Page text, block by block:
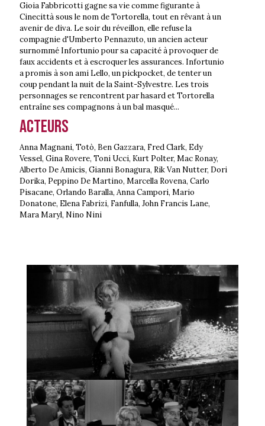
Gioia Fabbricotti gagne sa vie comme figurante à
Cinecittà sous le nom de Tortorella, tout en rêvant à un
avenir de diva. Le soir du réveillon, elle refuse la
compagnie d'Umberto Pennazuto, un ancien acteur
surnommé Infortunio pour sa capacité à provoquer de
faux accidents et à escroquer les assurances. Infortunio
a promis à son ami Lello, un pickpocket, de tenter un
coup pendant la nuit de la Saint-Sylvestre. Les trois
personnages se rencontrent par hasard et Tortorella
entraîne ses compagnons à un bal masqué...
Acteurs
Anna Magnani, Totò, Ben Gazzara, Fred Clark, Edy
Vessel, Gina Rovere, Toni Ucci, Kurt Polter, Mac Ronay,
Alberto De Amicis, Gianni Bonagura, Rik Van Nutter, Dori
Dorika, Peppino De Martino, Marcella Rovena, Carlo
Pisacane, Orlando Baralla, Anna Campori, Mario
Donatone, Elena Fabrizi, Fanfulla, John Francis Lane,
Mara Maryl, Nino Nini